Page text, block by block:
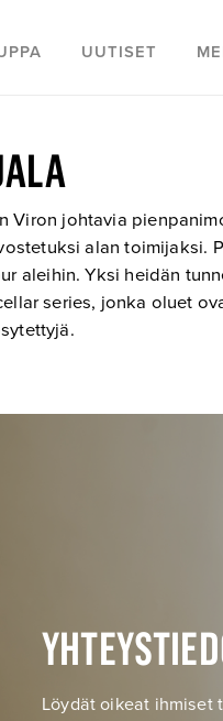
UUTISET
Viron johtavia
alan toimijaksi.
aleihin. Yksi heidän
series, jonka oluet
Löydät oikeat ihmiset